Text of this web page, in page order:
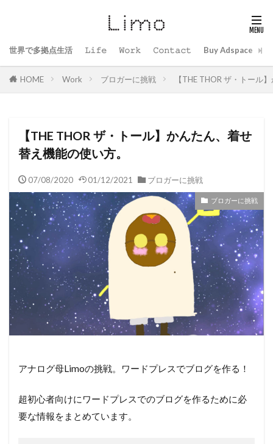
世界で多拠点生活 𝙻𝚒𝚏𝚎 𝚆𝚘𝚛𝚔 𝙲𝚘𝚗𝚝𝚊𝚌𝚝 Buy Adspace
HOME Work ブロガーに挑戦 【THE THOR ザ・トール
【THE THOR ザ・トール】かんたん、着せ
替え機能の使い方。
07/08/2020 01/12/2021 ブロガーに挑戦
ブロガーに挑戦
アナログ母Limoの挑戦。ワードプレスでブログを作る！
超初心者向けにワードプレスでのブログを作るために必
要な情報をまとめています。